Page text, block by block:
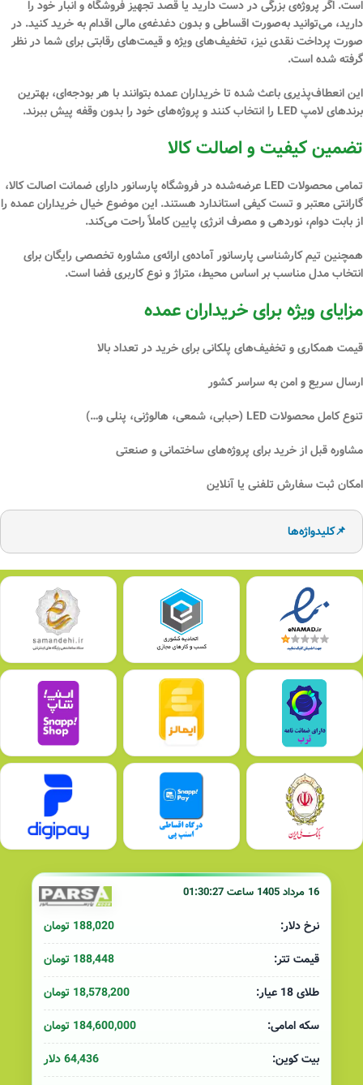
است. اگر پروژه‌ی بزرگی در دست دارید یا قصد تجهیز فروشگاه و انبار خود را
دارید، می‌توانید به‌صورتاقساطی و بدون دغدغه‌ی مالیاقدام به خرید کنید. در
صورت پرداخت نقدی نیز، تخفیف‌های ویژه و قیمت‌های رقابتی برای شما در نظر
گرفته شده است.
این انعطاف‌پذیری باعث شده تا خریداران عمده بتوانند با هر بودجه‌ای، بهترین
برندهای لامپ LED را انتخاب کنند و پروژه‌های خود را بدون وقفه پیش ببرند.
تضمین کیفیت و اصالت کالا
تمامی محصولات LED عرضه‌شده در فروشگاه پارسانور دارای
ضمانت اصالت کالا،
گارانتی معتبر و تست کیفی استاندارد هستند. این موضوع خیال خریداران عمده را
از بابت دوام، نوردهی و مصرف انرژی پایین کاملاً راحت می‌کند.
همچنین تیم کارشناسی پارسانور آماده‌ی ارائه‌یمشاوره تخصصی رایگانبرای
انتخاب مدل مناسب بر اساس محیط، متراژ و نوع کاربری فضا است.
مزایای ویژه برای خریداران عمده
قیمت همکاری و تخفیف‌های پلکانی برای خرید در تعداد بالا
ارسال سریع و امن به سراسر کشور
تنوع کامل محصولات LED (حبابی، شمعی، هالوژنی، پنلی و…)
مشاوره قبل از خرید برای پروژه‌های ساختمانی و صنعتی
امکان ثبت سفارش تلفنی یا آنلاین
📌کلیدواژه‌ها
16 مرداد 1405 ساعت 01:30:27
نرخ دلار:
188,020 تومان
قیمت تتر:
188,448 تومان
طلای 18 عیار:
18,578,200 تومان
سکه امامی:
184,600,000 تومان
بیت کوین:
64,436 دلار